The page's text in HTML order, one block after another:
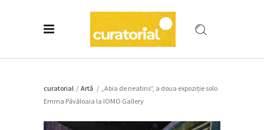
curatorial / Artǎ / „Abia de neatins”, a doua expoziție solo
Emma Păvăloaia la IOMO Gallery